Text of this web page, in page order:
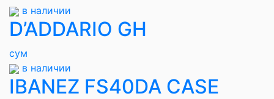
в наличии
D’ADDARIO GH
сум
в наличии
IBANEZ FS40DA CASE